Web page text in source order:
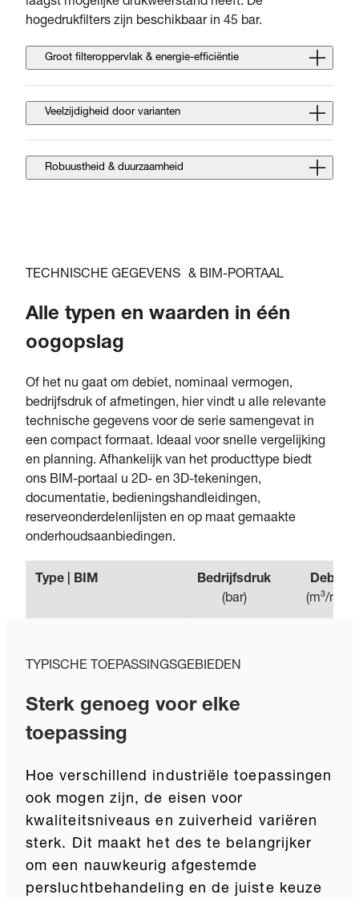
hogedrukfilters zijn beschikbaar in 45 bar.
Groot filteroppervlak & energie-efficiëntie
Veelzijdigheid door varianten
Robuustheid & duurzaamheid
TECHNISCHE GEGEVENS & BIM-PORTAAL
Alle typen en waarden in één
oogopslag
Of het nu gaat om debiet, nominaal vermogen,
bedrijfsdruk of afmetingen, hier vindt u alle relevante
technische gegevens voor de serie samengevat in
een compact formaat. Ideaal voor snelle vergelijking
en planning. Afhankelijk van het producttype biedt
ons BIM-portaal u 2D- en 3D-tekeningen,
documentatie, bedieningshandleidingen,
reserveonderdelenlijsten en op maat gemaakte
onderhoudsaanbiedingen.
Type | BIM
Bedrijfsdruk
(bar)
Debiet
(m³/min
TYPISCHE TOEPASSINGSGEBIEDEN
Sterk genoeg voor elke
toepassing
Hoe verschillend industriële toepassingen
ook mogen zijn, de eisen voor
kwaliteitsniveaus en zuiverheid variëren
sterk. Dit maakt het des te belangrijker
om een nauwkeurig afgestemde
persluchtbehandeling en de juiste keuze